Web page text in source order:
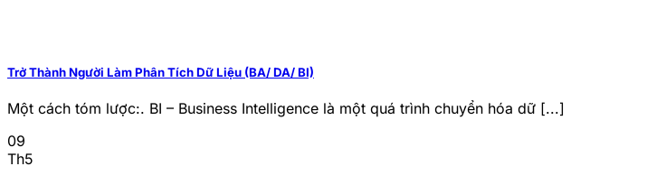
Trở Thành Người Làm Phân Tích Dữ Liệu (BA/ DA/ BI)
Một cách tóm lược:. BI – Business Intelligence là một quá trình chuyển hóa dữ [...]
09
Th5